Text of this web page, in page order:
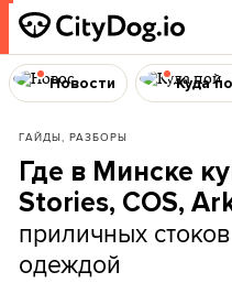
Новости Куда
ГАЙДЫ, РАЗБОРЫ
Где в Минске
Stories, COS,
приличных
одеждой